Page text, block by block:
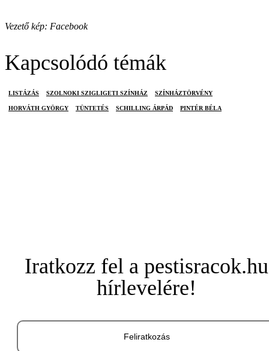
Vezető kép: Facebook
Kapcsolódó témák
LISTÁZÁS SZOLNOKI SZIGLIGETI SZÍNHÁZ SZÍNHÁZTÖRVÉNY
HORVÁTH GYÖRGY TÜNTETÉS SCHILLING ÁRPÁD PINTÉR BÉLA
Iratkozz fel a pestisracok.hu
hírlevelére!
Feliratkozás